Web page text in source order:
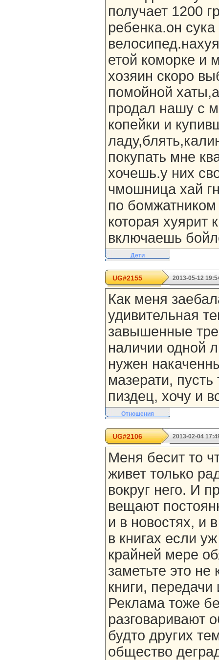
получает 1200
ребенка.он
етой коморке и
хозяин скоро
помойной
продал нашу с
копейки и
покупать мне
хочешь.у них
чмошница хай
по
которая хуярит
включаешь
Дети
UG#2155 2013-05-12
Как меня
удивительная
завышенные
наличии одной
нужен
мазерати,
пиздец, хочу и
Отношения
UG#2106 2013-02-04
Меня бесит то
живет только
вокруг него. И
вещают
и в новостях, и
в книгах если
крайней мере
заметьте это не
книги,
Реклама тоже
разговаривают
будто других
общество